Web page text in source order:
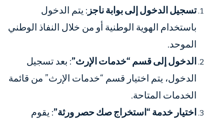
تسجيل الدخول إلى بوابة ناجز : يتم الدخول
باستخدام الهوية الوطنية أو من خلال النفاذ الوطني
الموحد.
الدخول إلى قسم “خدمات الإرث”: بعد تسجيل
الدخول، يتم اختيار قسم “خدمات الإرث” من قائمة
الخدمات المتاحة.
اختيار خدمة “استخراج صك حصر ورثة”: يقوم